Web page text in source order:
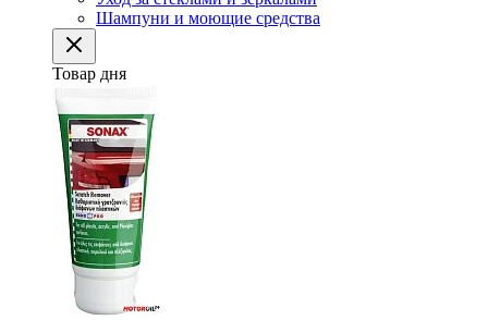
Шампуни и моющие средства
Товар дня